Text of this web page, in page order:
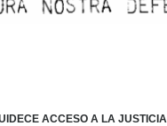
ACCESO A LA JUSTICIA